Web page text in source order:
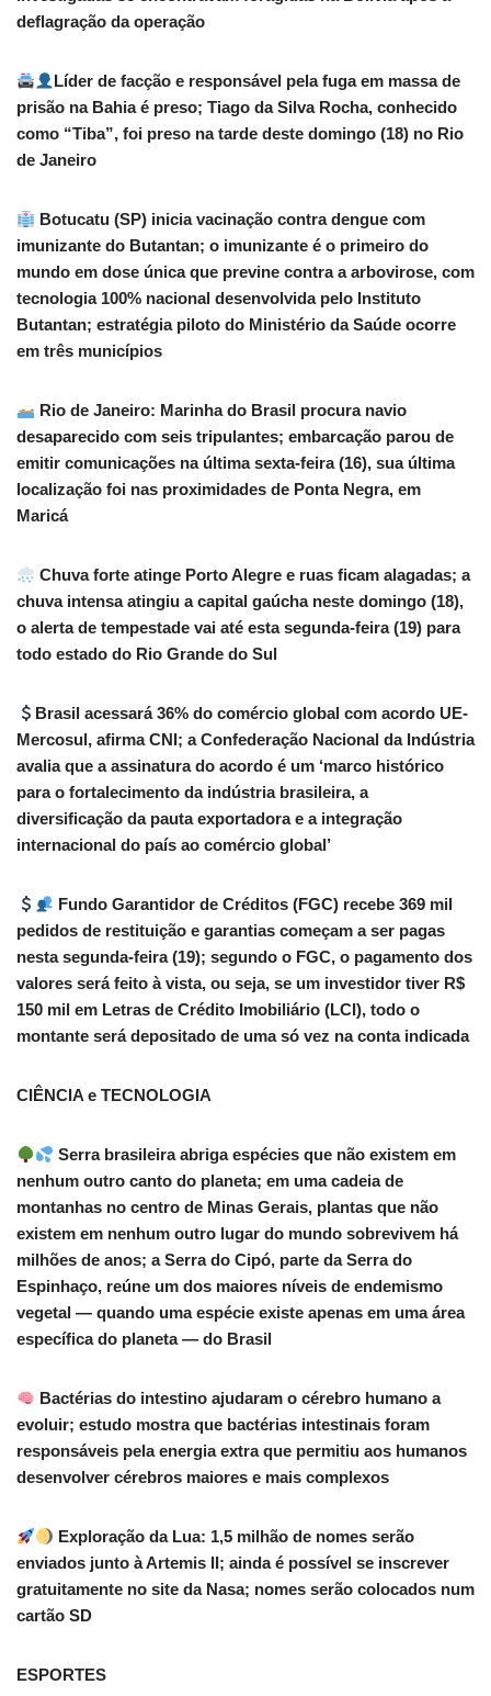
deflagração da operação
Líder de facção e responsável pela fuga em massa de
prisão na Bahia é preso; Tiago da Silva Rocha, conhecido
como “Tiba”, foi preso na tarde deste domingo (18) no Rio
de Janeiro
Botucatu (SP) inicia vacinação contra dengue com
imunizante do Butantan; o imunizante é o primeiro do
mundo em dose única que previne contra a arbovirose, com
tecnologia 100% nacional desenvolvida pelo Instituto
Butantan; estratégia piloto do Ministério da Saúde ocorre
em três municípios
Rio de Janeiro: Marinha do Brasil procura navio
desaparecido com seis tripulantes; embarcação parou de
emitir comunicações na última sexta-feira (16), sua última
localização foi nas proximidades de Ponta Negra, em
Maricá
Chuva forte atinge Porto Alegre e ruas ficam alagadas; a
chuva intensa atingiu a capital gaúcha neste domingo (18),
o alerta de tempestade vai até esta segunda-feira (19) para
todo estado do Rio Grande do Sul
Brasil acessará 36% do comércio global com acordo UE-
Mercosul, afirma CNI; a Confederação Nacional da Indústria
avalia que a assinatura do acordo é um ‘marco histórico
para o fortalecimento da indústria brasileira, a
diversificação da pauta exportadora e a integração
internacional do país ao comércio global’
Fundo Garantidor de Créditos (FGC) recebe 369 mil
pedidos de restituição e garantias começam a ser pagas
nesta segunda-feira (19); segundo o FGC, o pagamento dos
valores será feito à vista, ou seja, se um investidor tiver R$
150 mil em Letras de Crédito Imobiliário (LCI), todo o
montante será depositado de uma só vez na conta indicada
CIÊNCIA e TECNOLOGIA
Serra brasileira abriga espécies que não existem em
nenhum outro canto do planeta; em uma cadeia de
montanhas no centro de Minas Gerais, plantas que não
existem em nenhum outro lugar do mundo sobrevivem há
milhões de anos; a Serra do Cipó, parte da Serra do
Espinhaço, reúne um dos maiores níveis de endemismo
vegetal — quando uma espécie existe apenas em uma área
específica do planeta — do Brasil
Bactérias do intestino ajudaram o cérebro humano a
evoluir; estudo mostra que bactérias intestinais foram
responsáveis pela energia extra que permitiu aos humanos
desenvolver cérebros maiores e mais complexos
Exploração da Lua: 1,5 milhão de nomes serão
enviados junto à Artemis II; ainda é possível se inscrever
gratuitamente no site da Nasa; nomes serão colocados num
cartão SD
ESPORTES